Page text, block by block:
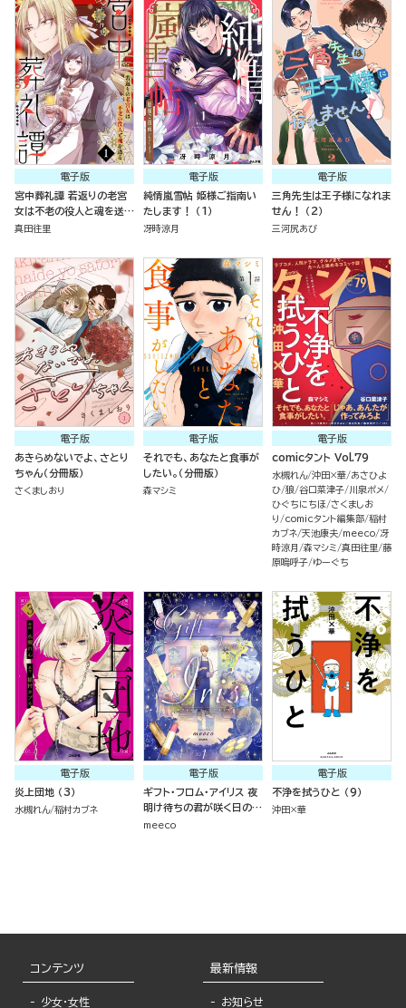
電子版
宮中葬礼譚 若返りの老宮
女は不老の役人と魂を送る
（分冊版）
真田往里
電子版
純情嵐雪帖 姫様ご指南い
たします！ （1）
冴時涼月
電子版
三角先生は王子様になれま
せん！ （2）
三河尻あび
電子版
あきらめないでよ、さとり
ちゃん（分冊版）
さくましおり
電子版
それでも、あなたと食事が
したい。（分冊版）
森マシミ
電子版
comicタント Vol.79
水槻れん 沖田×華 あさひよ
ひ 狼 谷口菜津子 川泉ポメ
ひぐちにちほ さくましお
り
comicタント編集部 稲村
カブネ 天池康夫 meeco 冴
時涼月
森マシミ 真田往里 藤
原嗚呼子 ゆーぐち
電子版
炎上団地 （3）
水槻れん 稲村カブネ
電子版
ギフト・フロム・アイリス 夜
明け待ちの君が咲く日の物
語 （1）
meeco
電子版
不浄を拭うひと （9）
沖田×華
コンテンツ
少女・女性
最新情報
お知らせ